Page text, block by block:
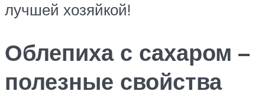
лучшей хозяйкой!
Облепиха с сахаром –
полезные свойства